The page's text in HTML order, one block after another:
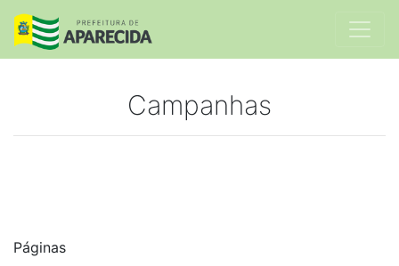
Campanhas
Páginas